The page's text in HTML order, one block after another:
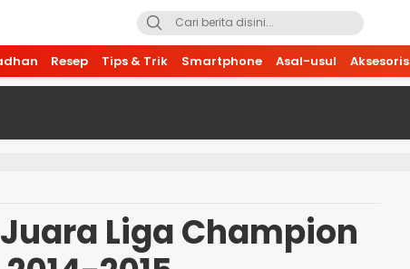
Resep Tips & Trik Smartphone Asal-usul Aksesoris
Liga Champion